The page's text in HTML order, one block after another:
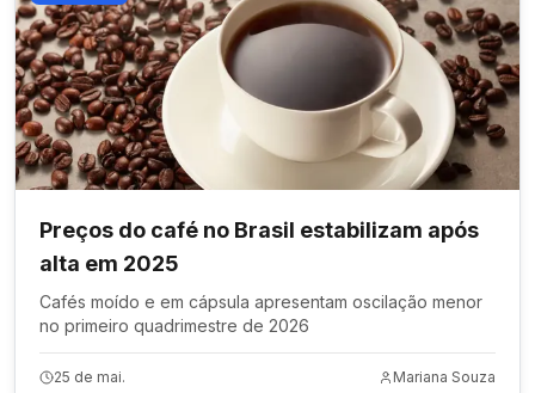
Preços do café no Brasil estabilizam após
alta em 2025
Cafés moído e em cápsula apresentam oscilação menor
no primeiro quadrimestre de 2026
25 de mai. Mariana Souza